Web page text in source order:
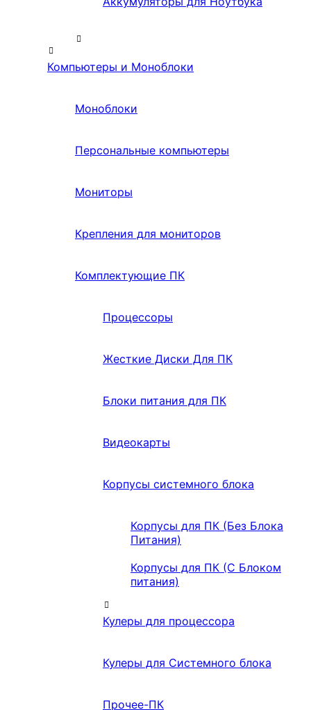
Компьютеры и Моноблоки
Моноблоки
Персональные компьютеры
Мониторы
Крепления для мониторов
Комплектующие ПК
Процессоры
Жесткие Диски Для ПК
Блоки питания для ПК
Видеокарты
Корпусы системного блока
Корпусы для ПК (Без Блока
Питания)
Корпусы для ПК (С Блоком
питания)
Кулеры для процессора
Кулеры для Системного блока
Прочее-ПК